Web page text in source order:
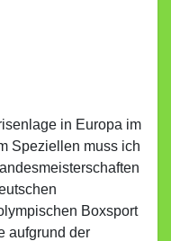
in Europa im
Speziellen muss ich
Boxsport
aufgrund der